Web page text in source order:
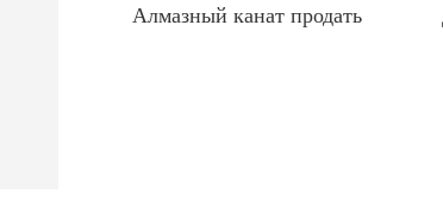
Алмазный канат продать